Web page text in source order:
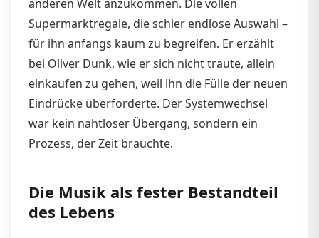
anderen Welt anzukommen. Die vollen
Supermarktregale, die schier endlose Auswahl –
für ihn anfangs kaum zu begreifen. Er erzählt
bei Oliver Dunk, wie er sich nicht traute, allein
einkaufen zu gehen, weil ihn die Fülle der neuen
Eindrücke überforderte. Der Systemwechsel
war kein nahtloser Übergang, sondern ein
Prozess, der Zeit brauchte.
Die Musik als fester Bestandteil
des Lebens